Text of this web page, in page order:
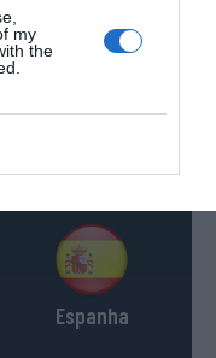
my
the
ALEMANHA SUÍÇA
Espanha